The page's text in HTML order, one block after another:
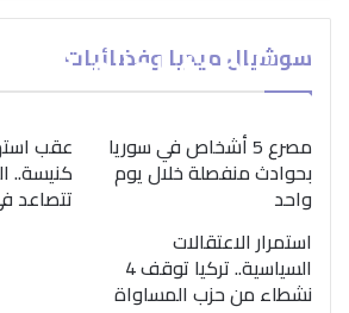
سوشيال ميديا وفضائيات
بمناسبة اليوم
“الصحة العالمية”
ضرورة اتباع نهج
لمواجهة إدمان
مصرع 5 أشخاص في سوريا
بحوادث منفصلة خلال يوم
واحد
عقب
كنيسة..
تتصاعد
استمرار الاعتقالات
السياسية.. تركيا توقف 4
نشطاء من حزب المساواة